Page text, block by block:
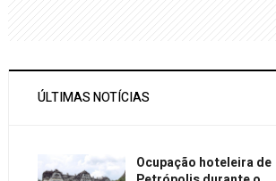
ÚLTIMAS NOTÍCIAS
Ocupação hoteleira de